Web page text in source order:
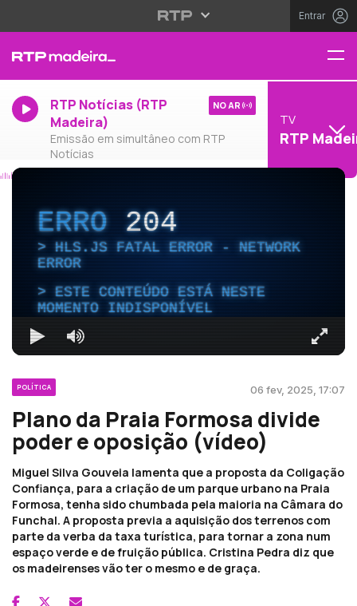
Entrar
RTP Notícias (RTP
Madeira)
Emissão em simultâneo com RTP
Notícias
NO AR
TV
RTP
ERRO204
HLS.JS FATAL ERROR - NETWORK
ERROR
ESTE CONTEÚDO ESTÁ NESTE
MOMENTO INDISPONÍVEL
POLÍTICA 06 fev, 2025, 17:07
Plano da Praia Formosa divide
poder e oposição (vídeo)
Miguel Silva Gouveia lamenta que a proposta da Coligação
Confiança, para a criação de um parque urbano na Praia
Formosa, tenha sido chumbada pela maioria na Câmara do
Funchal. A proposta previa a aquisição dos terrenos com
parte da verba da taxa turística, para tornar a zona num
espaço verde e de fruição pública. Cristina Pedra diz que
os madeirenses vão ter o mesmo e de graça.